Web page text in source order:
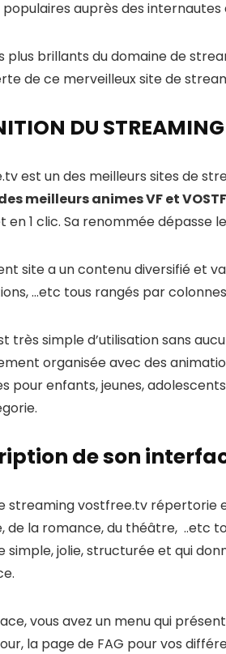
populaires auprès des
plus brillants du domaine de
de ce merveilleux site de
DU STREAMING
est un des meilleurs sites de
meilleurs animes VF et
en 1 clic. Sa renommée dépasse
site a un contenu diversifié et
…etc tous rangés par
très simple d’utilisation sans
organisée avec des
pour enfants, jeunes,
de son
streaming vostfree.tv répertorie
de la romance, du théâtre, ..etc
simple, jolie, structurée et qui
vous avez un menu qui
la page de FAG pour vos